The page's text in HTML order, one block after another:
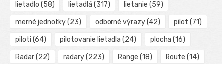
lietadlo (58) lietadlá (317) lietanie (59)
merné jednotky(23) odborné výrazy(42) pilot (71)
piloti (64) pilotovanie lietadla (24) plocha (16)
Radar(22) radary(223) Range (18) Route (14)